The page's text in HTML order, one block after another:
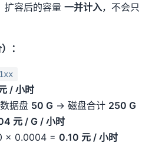
扩容后的容量 一并计入，不会只
：
/ 小时
据盘 50 G → 磁盘合计 250 G
元 / G / 小时
× 0.0004 =0.10 元 / 小时